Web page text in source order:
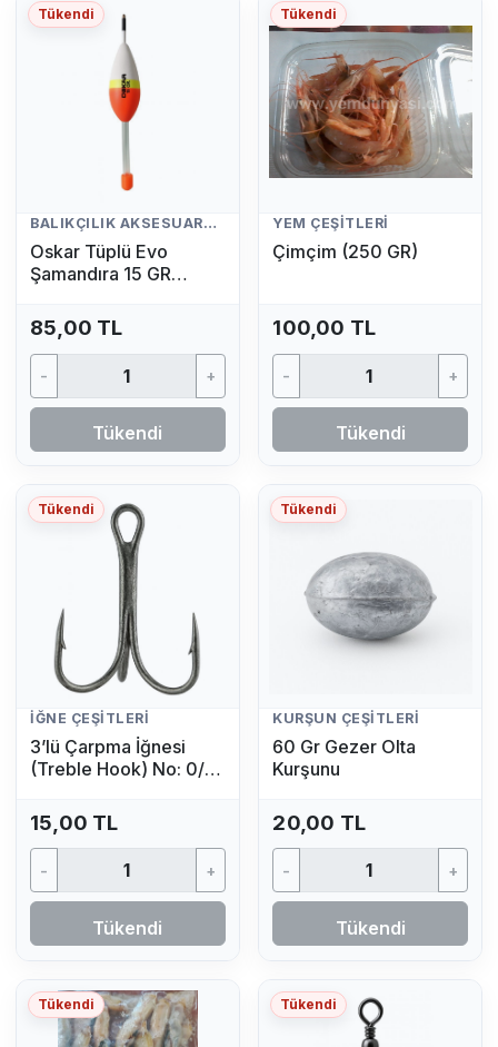
Tükendi
BALIKÇILIK AKSESUARLARI
Oskar Tüplü Evo
Şamandıra 15 GR
85,00 TL
- +
Tükendi
Tükendi
YEM ÇEŞITLERI
Çimçim (250 GR)
100,00 TL
- +
Tükendi
Tükendi
İĞNE ÇEŞITLERI
3’lü Çarpma İğnesi
(Treble Hook) No: 0/4
15,00 TL
- +
Tükendi
Tükendi
KURŞUN ÇEŞITLERI
60 Gr Gezer Olta
Kurşunu
20,00 TL
- +
Tükendi
Tükendi Tükendi